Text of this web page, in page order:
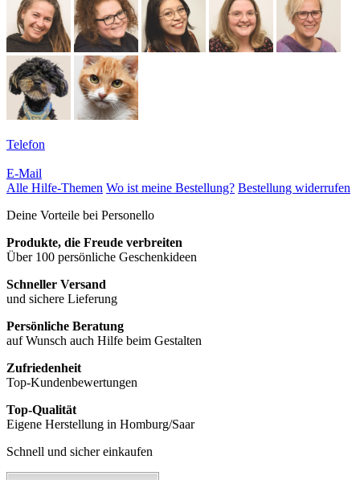
Telefon
E-Mail
Alle Hilfe-Themen Wo ist meine Bestellung? Bestellung widerrufen
Deine Vorteile bei Personello
Produkte, die Freude verbreiten
Über 100 persönliche Geschenkideen
Schneller Versand
und sichere Lieferung
Persönliche Beratung
auf Wunsch auch Hilfe beim Gestalten
Zufriedenheit
Top-Kundenbewertungen
Top-Qualität
Eigene Herstellung in Homburg/Saar
Schnell und sicher einkaufen